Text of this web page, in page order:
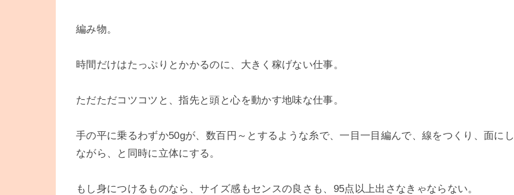
編み物。
時間だけはたっぷりとかかるのに、大きく稼げない仕事。
ただただコツコツと、指先と頭と心を動かす地味な仕事。
手の平に乗るわずか50gが、数百円～とするような糸で、一目一目編んで、線をつくり、面にし
ながら、と同時に立体にする。
もし身につけるものなら、サイズ感もセンスの良さも、95点以上出さなきゃならない。